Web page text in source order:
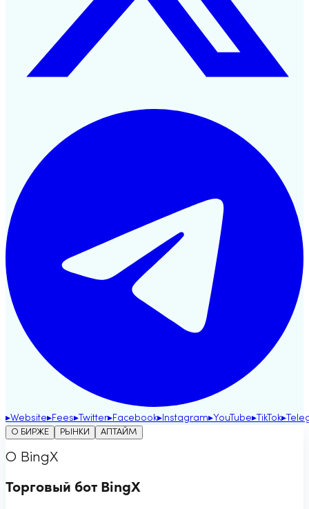
▸Website▸Fees▸ Twitter▸Facebook▸ Instagram▸YouTube▸ TikTok▸
О БИРЖЕ
РЫНКИ АПТАЙМ
О BingX
Торговый бот BingX